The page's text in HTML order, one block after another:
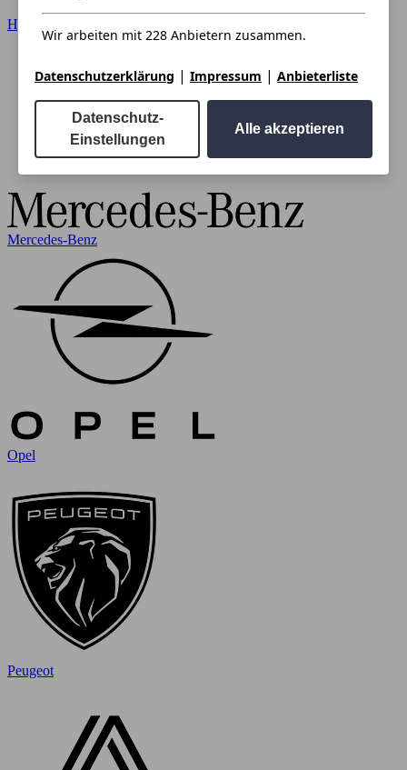
Wir arbeiten mit 228 Anbietern zusammen.
Datenschutzerklärung | Impressum | Anbieterliste
Datenschutz-
Einstellungen
Alle akzeptieren
Hyundai
Mercedes-Benz
Opel
Peugeot